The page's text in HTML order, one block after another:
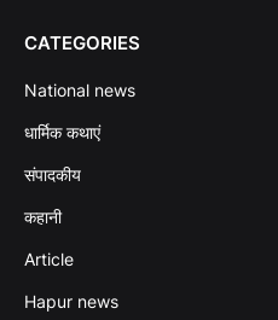
CATEGORIES
National news
धार्मिक कथाएं
संपादकीय
कहानी
Article
Hapur news